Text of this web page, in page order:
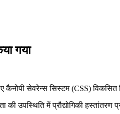
गया
सेवरेन्‍स सिस्‍टम (CSS)
में प्रौद्योगिकी हस्‍तांतरण